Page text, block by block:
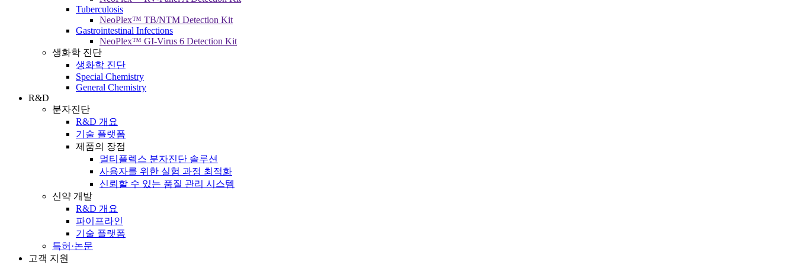
Tuberculosis
NeoPlex™ TB/NTM Detection Kit
Gastrointestinal Infections
NeoPlex™ GI-Virus 6 Detection Kit
생화학 진단
생화학 진단
Special Chemistry
General Chemistry
R&D
분자진단
R&D 개요
기술 플랫폼
제품의 장점
멀티플렉스 분자진단 솔루션
사용자를 위한 실험 과정 최적화
신뢰할 수 있는 품질 관리 시스템
신약 개발
R&D 개요
파이프라인
기술 플랫폼
특허·논문
고객 지원